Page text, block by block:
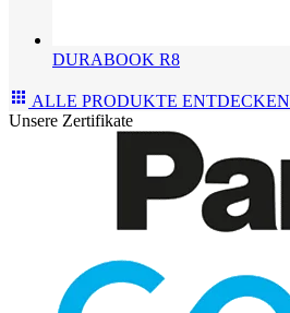
DURABOOK R8
ALLE PRODUKTE ENTDECKEN
Unsere Zertifikate